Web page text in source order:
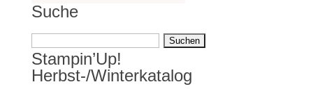
Suche
Suchen
nach:
Stampin’Up!
Herbst-/Winterkatalog